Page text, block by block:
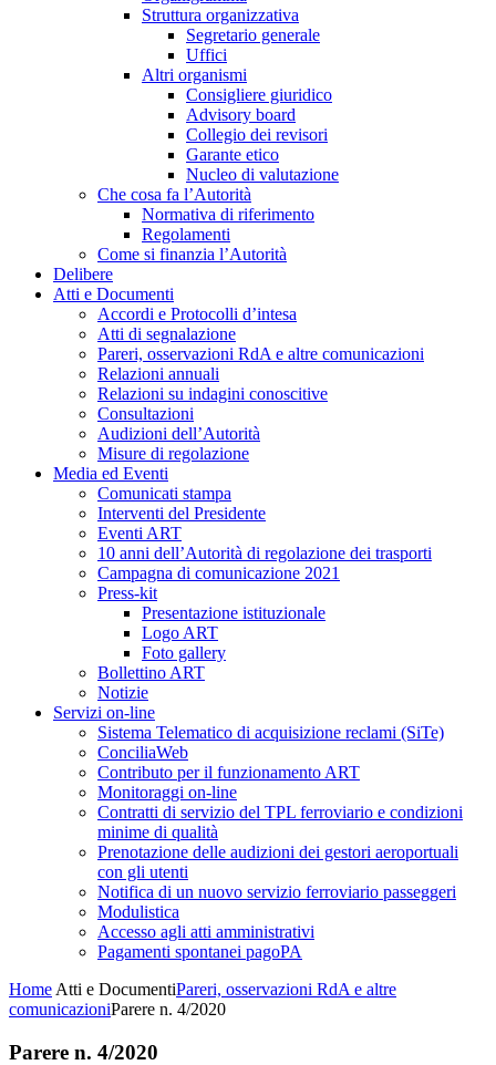
Struttura organizzativa
Segretario generale
Uffici
Altri organismi
Consigliere giuridico
Advisory board
Collegio dei revisori
Garante etico
Nucleo di valutazione
Che cosa fa l’Autorità
Normativa di riferimento
Regolamenti
Come si finanzia l’Autorità
Delibere
Atti e Documenti
Accordi e Protocolli d’intesa
Atti di segnalazione
Pareri, osservazioni RdA e altre comunicazioni
Relazioni annuali
Relazioni su indagini conoscitive
Consultazioni
Audizioni dell’Autorità
Misure di regolazione
Media ed Eventi
Comunicati stampa
Interventi del Presidente
Eventi ART
10 anni dell’Autorità di regolazione dei trasporti
Campagna di comunicazione 2021
Press-kit
Presentazione istituzionale
Logo ART
Foto gallery
Bollettino ART
Notizie
Servizi on-line
Sistema Telematico di acquisizione reclami (SiTe)
ConciliaWeb
Contributo per il funzionamento ART
Monitoraggi on-line
Contratti di servizio del TPL ferroviario e condizioni
minime di qualità
Prenotazione delle audizioni dei gestori aeroportuali
con gli utenti
Notifica di un nuovo servizio ferroviario passeggeri
Modulistica
Accesso agli atti amministrativi
Pagamenti spontanei pagoPA
Home Atti e DocumentiPareri, osservazioni RdA e altre
comunicazioniParere n. 4/2020
Parere n. 4/2020